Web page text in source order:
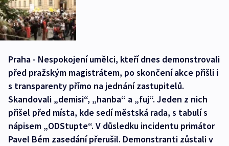
Praha - Nespokojení umělci, kteří dnes demonstrovali
před pražským magistrátem, po skončení akce přišli i
s transparenty přímo na jednání zastupitelů.
Skandovali „demisi“, „hanba“ a „fuj“. Jeden z nich
přišel před místa, kde sedí městská rada, s tabulí s
nápisem „ODStupte“. V důsledku incidentu primátor
Pavel Bém zasedání přerušil. Demonstranti zůstali v